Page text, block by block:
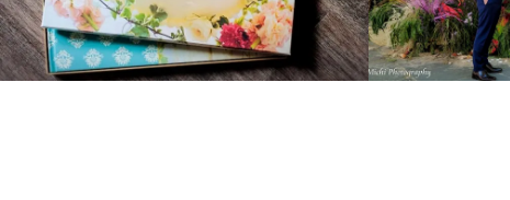
INTERNATIONAL LONDON PHOTO
SESSION PRE WEDDING WEDDING